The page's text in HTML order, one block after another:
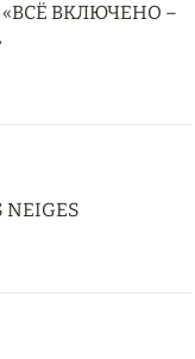
ВКЛЮЧЕНО –
NEIGES